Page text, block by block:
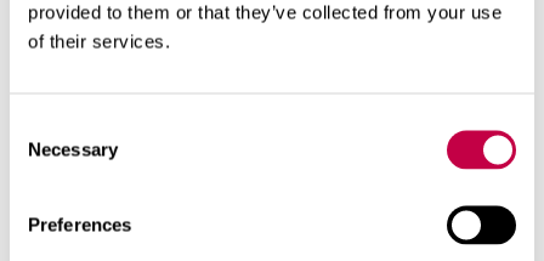
provided to them or that they’ve collected from your use
of their services.
Selection
Necessary
Preferences
Siispä mekin aloitimme viherpesun viime